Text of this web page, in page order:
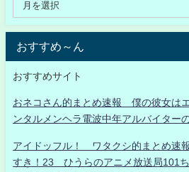
おすすめ～ん
おすすめサイト
おネコさん的まとめ速報 僕の彼女は
ンタルメンヘラ電波中年アルバイター
アイドッフル！ ワタクシ的まとめ速
すき！23 ひうらのアニメ放送局101